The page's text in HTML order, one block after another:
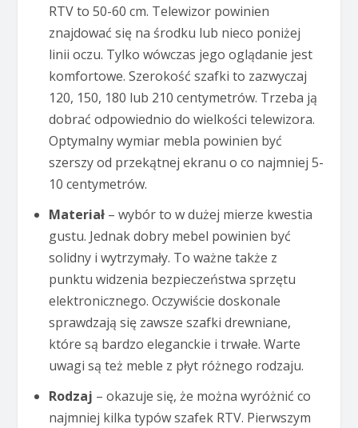
RTV to 50-60 cm. Telewizor powinien
znajdować się na środku lub nieco poniżej
linii oczu. Tylko wówczas jego oglądanie jest
komfortowe. Szerokość szafki to zazwyczaj
120, 150, 180 lub 210 centymetrów. Trzeba ją
dobrać odpowiednio do wielkości telewizora.
Optymalny wymiar mebla powinien być
szerszy od przekątnej ekranu o co najmniej 5-
10 centymetrów.
Materiał– wybór to w dużej mierze kwestia
gustu. Jednak dobry mebel powinien być
solidny i wytrzymały. To ważne także z
punktu widzenia bezpieczeństwa sprzętu
elektronicznego. Oczywiście doskonale
sprawdzają się zawsze szafki drewniane,
które są bardzo eleganckie i trwałe. Warte
uwagi są też meble z płyt różnego rodzaju.
Rodzaj – okazuje się, że można wyróżnić co
najmniej kilka typów szafek RTV. Pierwszym